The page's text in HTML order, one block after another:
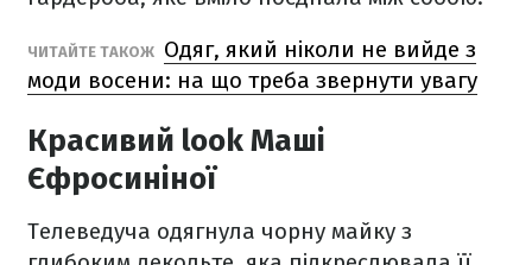
ЧИТАЙТЕ ТАКОЖ Одяг, який ніколи не вийде з
моди восени: на що треба звернути увагу
Красивий look Маші
Єфросиніної
Телеведуча одягнула чорну майку з